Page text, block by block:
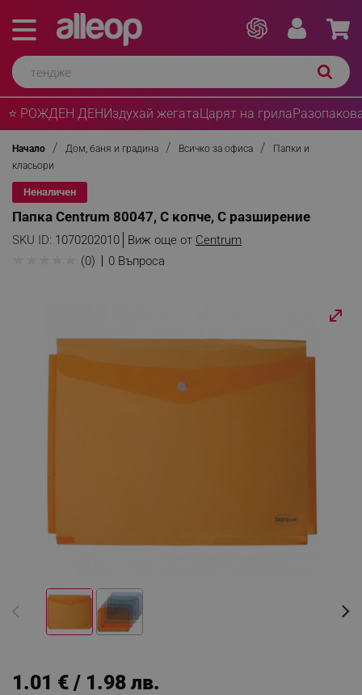
⭐ РОЖДЕН ДЕНИздухай жегатаЦарят на грила
Начало Дом, баня и градина Всичко за офиса
Папки и
класьори
Неналичен
Папка Centrum 80047, С копче, С разширение
SKU ID: 1070202010 Виж още от Centrum
(0) 0 Въпроса
1.01 € / 1.98 лв.